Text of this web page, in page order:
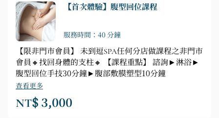
【首次體驗】腹型回位課程
服務時間：40 分鐘
【限非門市會員】 未到逗SPA任何分店做課程之非門市
會員🔸找回身體的支柱🔸 【課程重點】 諮詢►淋浴►
腹型回位手技30分鐘►腹部敷膜塑型10分鐘
查看更多
NT$ 3,000